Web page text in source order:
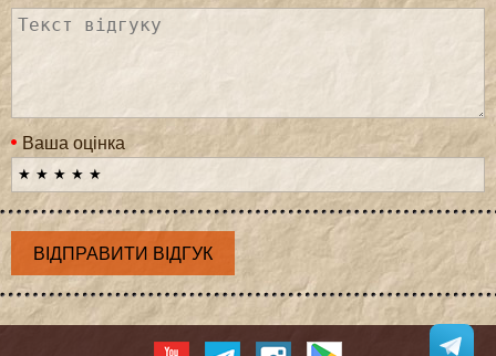
Ваша оцінка